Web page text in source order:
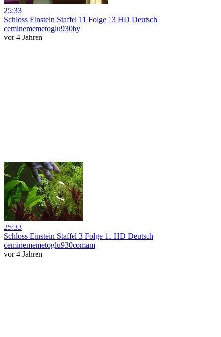
25:33
Schloss Einstein Staffel 11 Folge 13 HD Deutsch
ceminememetoglu930by
vor 4 Jahren
25:33
Schloss Einstein Staffel 3 Folge 11 HD Deutsch
ceminememetoglu930comam
vor 4 Jahren